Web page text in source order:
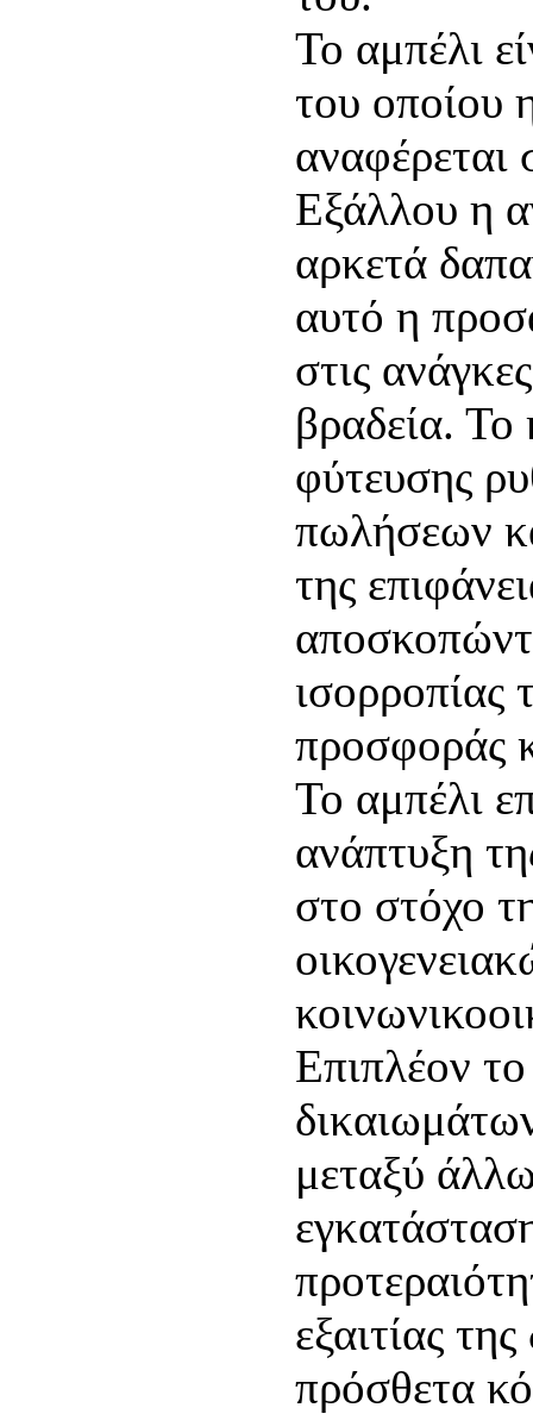
Το αμπέλι
του οποίου
αναφέρεται
Εξάλλου η
αρκετά
αυτό η
στις
βραδεία.
φύτευσης
πωλήσεων
της
ισορροπίας
προσφοράς
Το αμπέλι
ανάπτυξη
στο στόχο
Επιπλέον
μεταξύ
εξαιτίας
πρόσθετα